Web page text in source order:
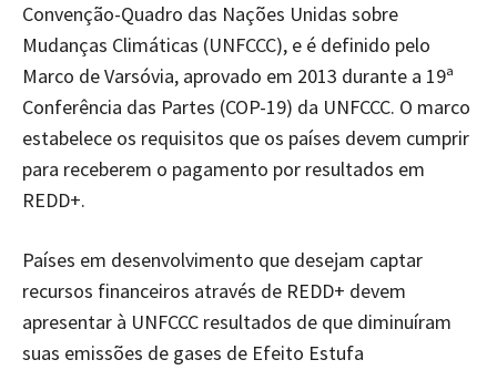
Convenção-Quadro das Nações Unidas sobre
Mudanças Climáticas (UNFCCC), e é definido pelo
Marco de Varsóvia, aprovado em 2013 durante a 19ª
Conferência das Partes (COP-19) da UNFCCC. O marco
estabelece os requisitos que os países devem cumprir
para receberem o pagamento por resultados em
REDD+.
Países em desenvolvimento que desejam captar
recursos financeiros através de REDD+ devem
apresentar à UNFCCC resultados de que diminuíram
suas emissões de gases de Efeito Estufa